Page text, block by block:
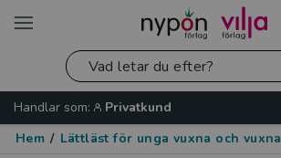
Handlar som:
Privatkund
Hem / Lättläst för unga vuxna och vuxna